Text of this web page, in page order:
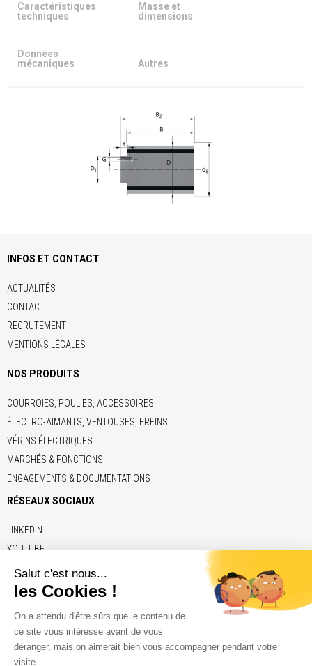
Caractéristiques
techniques
Masse et
dimensions
Données
mécaniques
Autres
INFOS ET CONTACT
ACTUALITÉS
CONTACT
RECRUTEMENT
MENTIONS LÉGALES
NOS PRODUITS
COURROIES, POULIES, ACCESSOIRES
ÉLECTRO-AIMANTS, VENTOUSES, FREINS
VÉRINS ÉLECTRIQUES
MARCHÉS & FONCTIONS
ENGAGEMENTS & DOCUMENTATIONS
RÉSEAUX SOCIAUX
LINKEDIN
YOUTUBE
LIENS
ADE
BRECO
CONTITECH
ELERO